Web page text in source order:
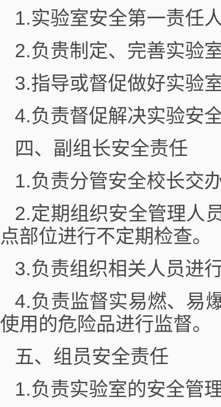
1.实验室安全第一责任
2.负贵制定、完善实验
3.指导或督促做好实验
4.负责督促解决实验安
四、副组长安全责任
1.负责分管安全校长交
2.定期组织安全管理人
点部位进行不定期检查。
3.负责组织相关人员进
4.负责监督实易燃、易
使用的危险品进行监督。
五、组员安全责任
1.负责实验室的安全管